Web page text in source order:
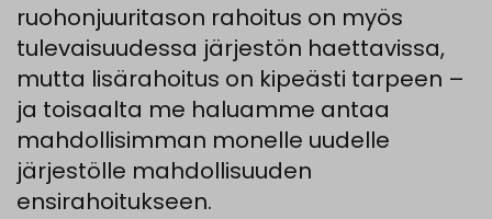
ruohonjuuritason rahoitus on myös
tulevaisuudessa järjestön haettavissa,
mutta lisärahoitus on kipeästi tarpeen –
ja toisaalta me haluamme antaa
mahdollisimman monelle uudelle
järjestölle mahdollisuuden
ensirahoitukseen.